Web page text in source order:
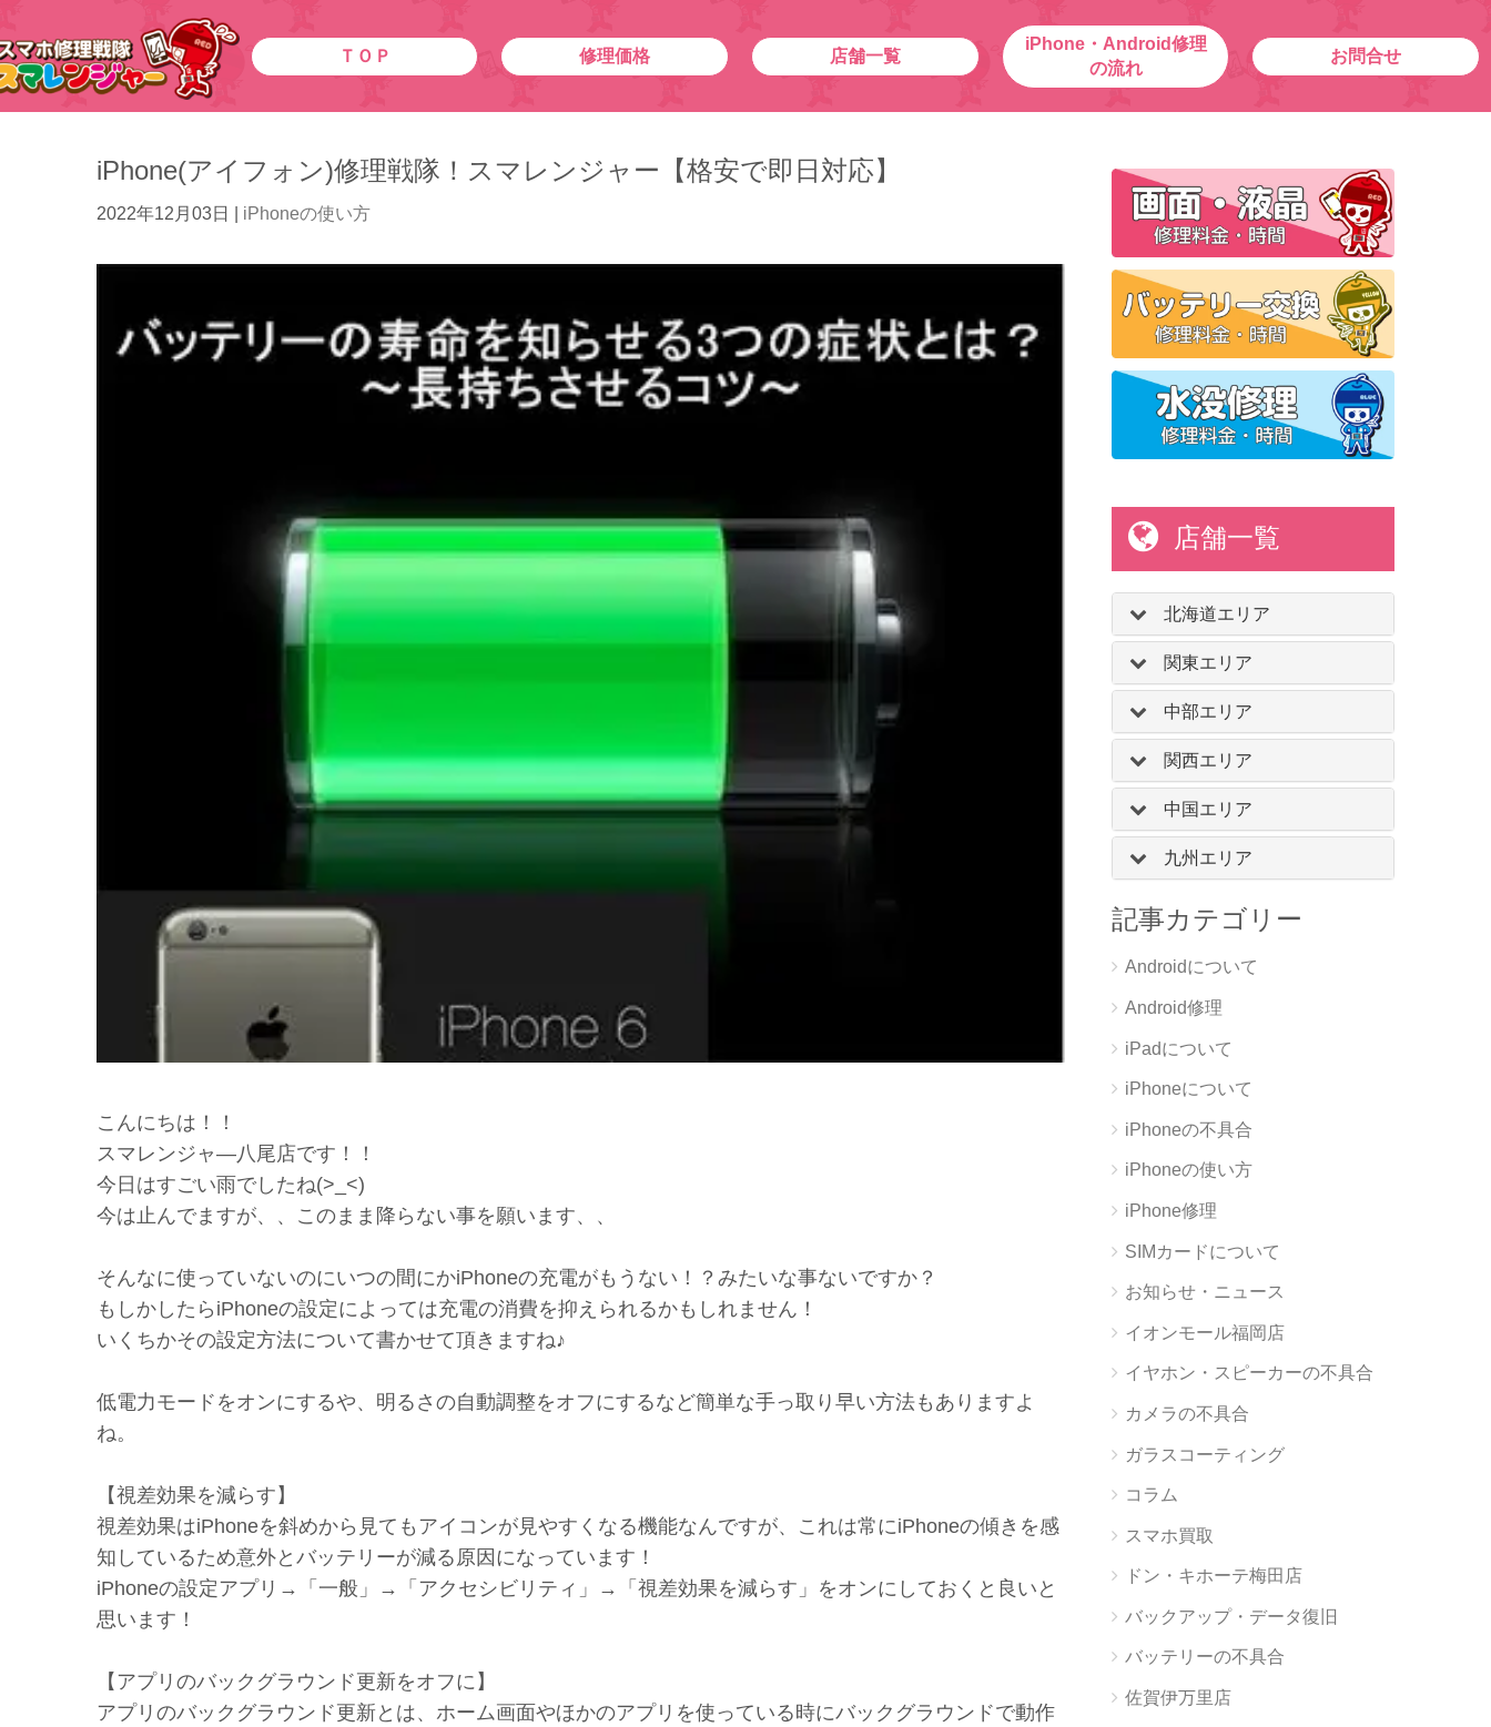
ＴＯＰ 修理価格 店舗一覧
iPhone・Android修理
の流れ
お問合せ
iPhone(アイフォン)修理戦隊！スマレンジャー【格安で即日対応】
2022年12月03日 iPhoneの使い方
こんにちは！！
スマレンジャ―八尾店です！！
今日はすごい雨でしたね(>_<)
今は止んでますが、、このまま降らない事を願います、、
そんなに使っていないのにいつの間にかiPhoneの充電がもうない！？みたいな事ないですか？
もしかしたらiPhoneの設定によっては充電の消費を抑えられるかもしれません！
いくちかその設定方法について書かせて頂きますね♪
低電力モードをオンにするや、明るさの自動調整をオフにするなど簡単な手っ取り早い方法もありますよ
ね。
【視差効果を減らす】
視差効果はiPhoneを斜めから見てもアイコンが見やすくなる機能なんですが、これは常にiPhoneの傾きを感
知しているため意外とバッテリーが減る原因になっています！
iPhoneの設定アプリ→「一般」→「アクセシビリティ」→「視差効果を減らす」をオンにしておくと良いと
思います！
【アプリのバックグラウンド更新をオフに】
アプリのバックグラウンド更新とは、ホーム画面やほかのアプリを使っている時にバックグラウンドで動作
店舗一覧
北海道エリア
関東エリア
中部エリア
関西エリア
中国エリア
九州エリア
記事カテゴリー
Androidについて
Android修理
iPadについて
iPhoneについて
iPhoneの不具合
iPhoneの使い方
iPhone修理
SIMカードについて
お知らせ・ニュース
イオンモール福岡店
イヤホン・スピーカーの不具合
カメラの不具合
ガラスコーティング
コラム
スマホ買取
ドン・キホーテ梅田店
バックアップ・データ復旧
バッテリーの不具合
佐賀伊万里店